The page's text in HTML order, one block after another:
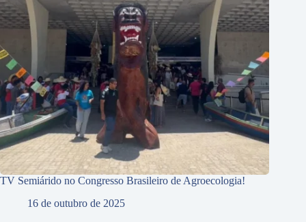
TV Semiárido no Congresso Brasileiro de Agroecologia!
16 de outubro de 2025